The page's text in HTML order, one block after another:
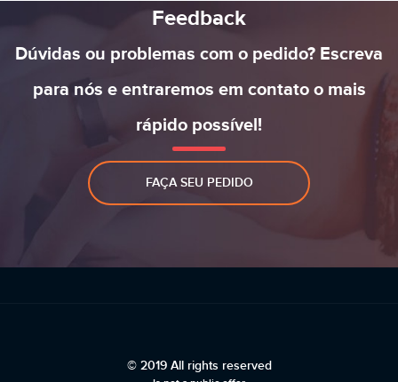
Feedback
Dúvidas ou problemas com o pedido? Escreva
para nós e entraremos em contato o mais
rápido possível!
FAÇA SEU PEDIDO
© 2019 All rights reserved